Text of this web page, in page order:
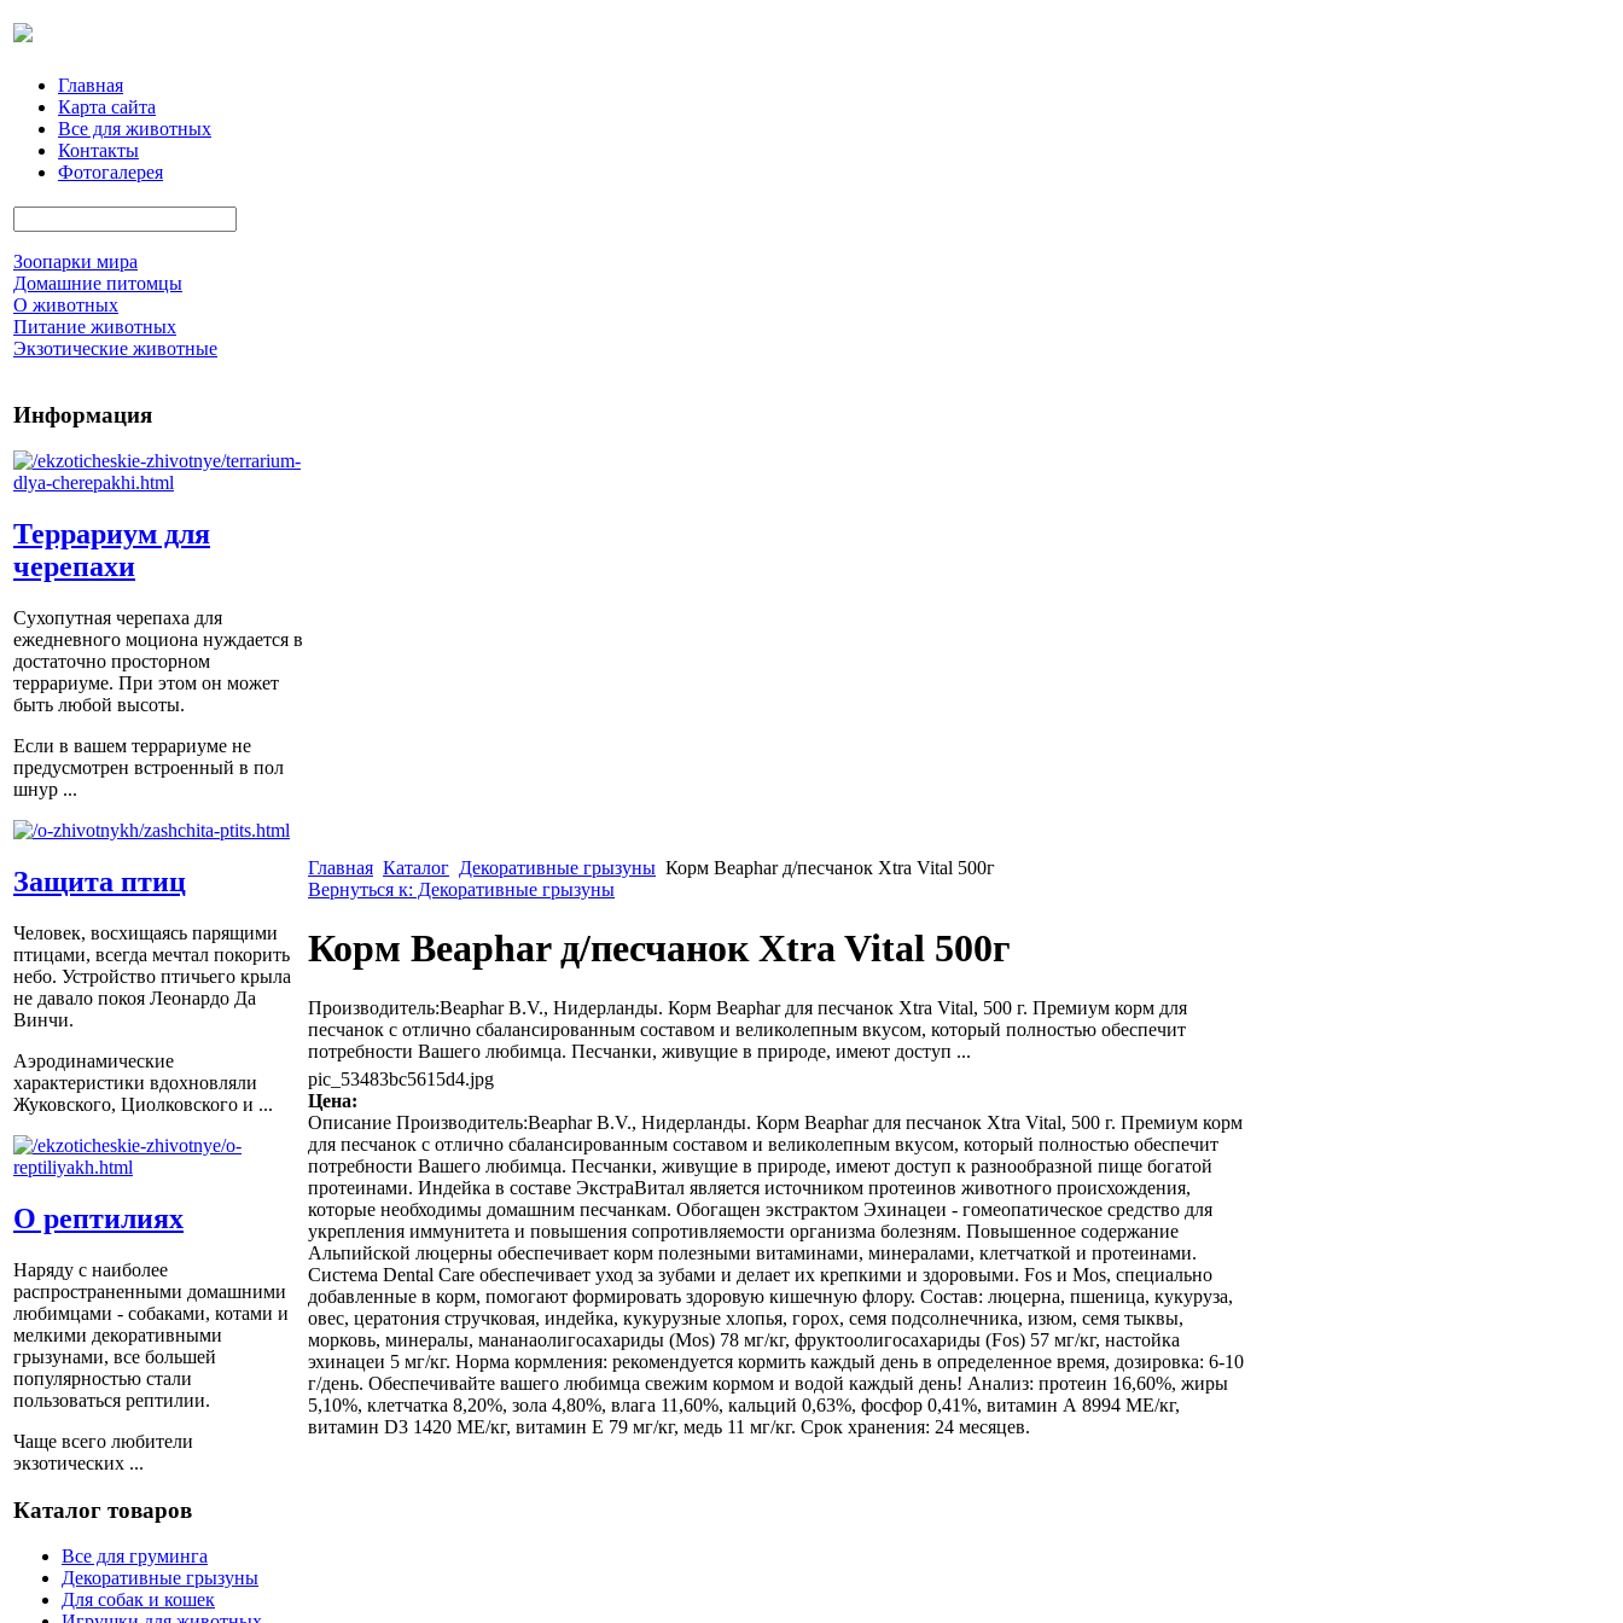
Главная
Карта сайта
Все для животных
Контакты
Фотогалерея
Зоопарки мира
Домашние питомцы
О животных
Питание животных
Экзотические животные
Информация
Террариум для
черепахи
Сухопутная черепаха для
ежедневного моциона нуждается в
достаточно просторном
террариуме. При этом он может
быть любой высоты.
Если в вашем террариуме не
предусмотрен встроенный в пол
шнур ...
Защита птиц
Человек, восхищаясь парящими
птицами, всегда мечтал покорить
небо. Устройство птичьего крыла
не давало покоя Леонардо Да
Винчи.
Аэродинамические
характеристики вдохновляли
Жуковского, Циолковского и ...
О рептилиях
Наряду с наиболее
распространенными домашними
любимцами - собаками, котами и
мелкими декоративными
грызунами, все большей
популярностью стали
пользоваться рептилии.
Чаще всего любители
экзотических ...
Каталог товаров
Все для груминга
Декоративные грызуны
Для собак и кошек
Главная Каталог Декоративные грызуны Корм Beaphar д/песчанок Xtra Vital 500г
Вернуться к: Декоративные грызуны
Корм Beaphar д/песчанок Xtra Vital 500г
Производитель:Beaphar B.V., Нидерланды. Корм Beaphar для песчанок Xtra Vital, 500 г. Премиум корм для
песчанок с отлично сбалансированным составом и великолепным вкусом, который полностью обеспечит
потребности Вашего любимца. Песчанки, живущие в природе, имеют доступ ...
pic_53483bc5615d4.jpg
Цена:
Описание Производитель:Beaphar B.V., Нидерланды. Корм Beaphar для песчанок Xtra Vital, 500 г. Премиум корм
для песчанок с отлично сбалансированным составом и великолепным вкусом, который полностью обеспечит
потребности Вашего любимца. Песчанки, живущие в природе, имеют доступ к разнообразной пище богатой
протеинами. Индейка в составе ЭкстраВитал является источником протеинов животного происхождения,
которые необходимы домашним песчанкам. Обогащен экстрактом Эхинацеи - гомеопатическое средство для
укрепления иммунитета и повышения сопротивляемости организма болезням. Повышенное содержание
Альпийской люцерны обеспечивает корм полезными витаминами, минералами, клетчаткой и протеинами.
Система Dental Care обеспечивает уход за зубами и делает их крепкими и здоровыми. Fos и Mos, специально
добавленные в корм, помогают формировать здоровую кишечную флору. Состав: люцерна, пшеница, кукуруза,
овес, цератония стручковая, индейка, кукурузные хлопья, горох, семя подсолнечника, изюм, семя тыквы,
морковь, минералы, мананаолигосахариды (Mos) 78 мг/кг, фруктоолигосахариды (Fos) 57 мг/кг, настойка
эхинацеи 5 мг/кг. Норма кормления: рекомендуется кормить каждый день в определенное время, дозировка: 6-10
г/день. Обеспечивайте вашего любимца свежим кормом и водой каждый день! Анализ: протеин 16,60%, жиры
5,10%, клетчатка 8,20%, зола 4,80%, влага 11,60%, кальций 0,63%, фосфор 0,41%, витамин А 8994 МЕ/кг,
витамин D3 1420 МЕ/кг, витамин Е 79 мг/кг, медь 11 мг/кг. Срок хранения: 24 месяцев.